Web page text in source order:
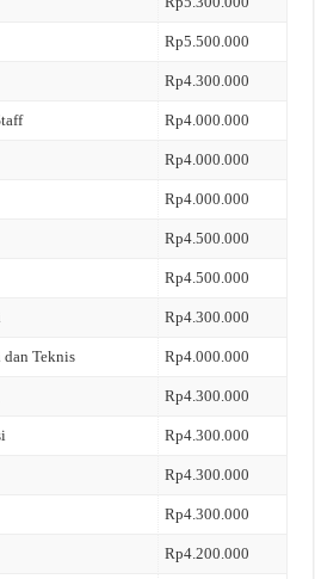
Rp5.500.000
Rp4.300.000
Rp4.000.000
Rp4.000.000
Rp4.000.000
Rp4.500.000
Rp4.500.000
Rp4.300.000
dan Teknis Rp4.000.000
Rp4.300.000
Rp4.300.000
Rp4.300.000
Rp4.300.000
Rp4.200.000